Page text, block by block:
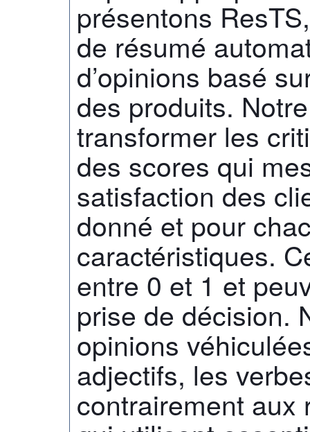
présentons
de résumé
d’opinions basé
des produits.
transformer les
des scores qui
satisfaction des
donné et pour
caractéristiques.
entre 0 et 1 et
prise de décision.
opinions
adjectifs, les
contrairement aux